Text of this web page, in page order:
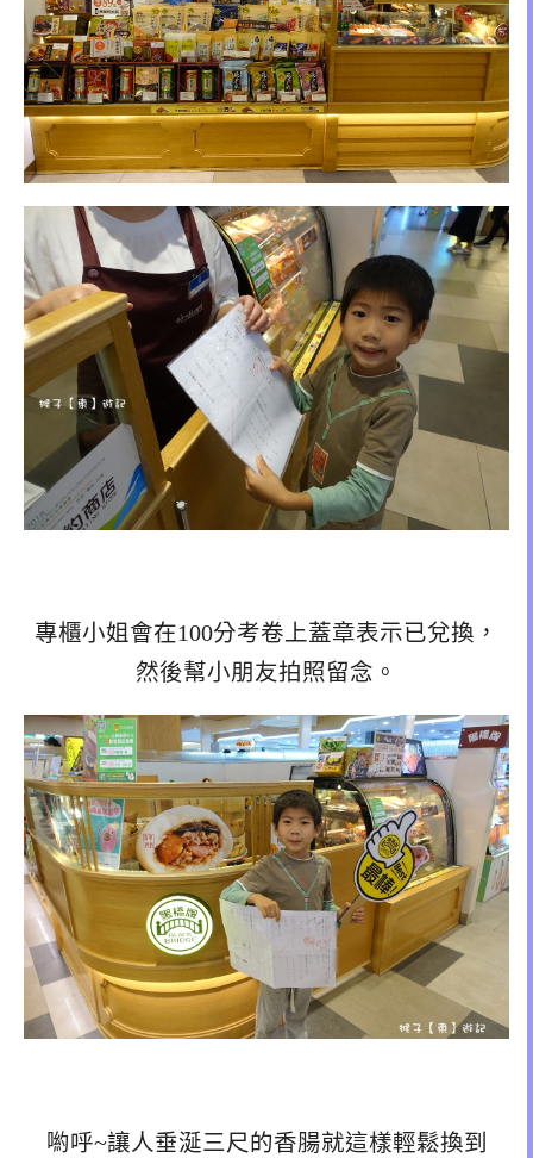
專櫃小姐會在100分考卷上蓋章表示已兌換，
然後幫小朋友拍照留念。
喲呼~讓人垂涎三尺的香腸就這樣輕鬆換到